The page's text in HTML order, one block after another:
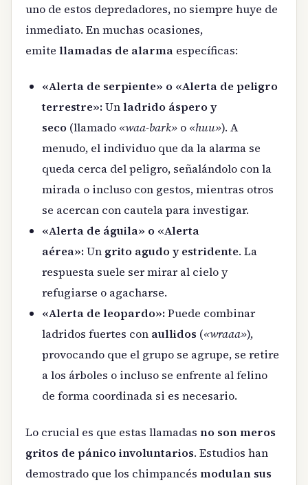
uno de estos depredadores, no siempre huye de
inmediato. En muchas ocasiones,
emite llamadas de alarma específicas:
«Alerta de serpiente» o «Alerta de peligro
terrestre»:Unladrido áspero y
seco (llamado «waa-bark» o «huu»). A
menudo, el individuo que da la alarma se
queda cerca del peligro, señalándolo con la
mirada o incluso con gestos, mientras otros
se acercan con cautela para investigar.
«Alerta de águila» o «Alerta
aérea»:Un grito agudo y estridente. La
respuesta suele ser mirar al cielo y
refugiarse o agacharse.
«Alerta de leopardo»:Puede combinar
ladridos fuertes con aullidos («wraaa»),
provocando que el grupo se agrupe, se retire
a los árboles o incluso se enfrente al felino
de forma coordinada si es necesario.
Lo crucial es que estas llamadas no son meros
gritos de pánico involuntarios. Estudios han
demostrado que los chimpancés modulan sus